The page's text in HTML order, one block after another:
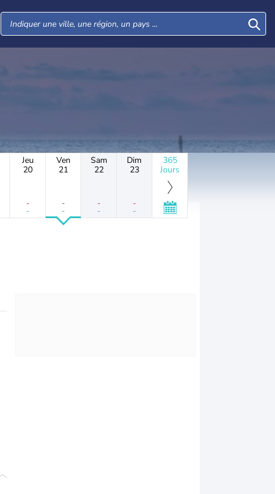
Jeu
20
-
-
Ven
21
-
-
Sam
22
-
-
Dim
23
-
-
365
Jours